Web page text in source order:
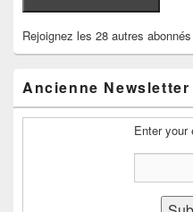
Rejoignez les 28 autres abonnés
Ancienne
Enter your